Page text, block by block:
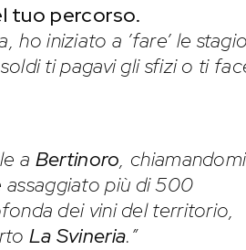
tuo percorso.
ho iniziato a ’fare’ le
ti pagavi gli sfizi o ti
a Bertinoro, chiamandomi
assaggiato più di 500
dei vini del territorio,
La Svineria.”